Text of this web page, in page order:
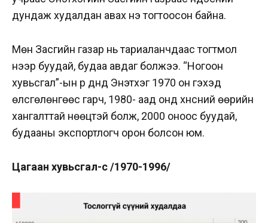
дундаж худалдан авах үнэ тогтоосон байна.
Мөн Засгийн газар нь тариаланчдаас тогтмол
үнээр буудай, будаа авдаг болжээ. “Ногоон
хувьсгал”-ын үр дүнд Энэтхэг 1970 он гэхэд
өлсгөлөнгөөс гарч, 1980- аад онд хүнсний өөрийн
хангалттай нөөцтэй болж, 2000 оноос буудай,
будааны экспортлогч орон болсон юм.
Цагаан хувьсгал-сүү/1970-1996/